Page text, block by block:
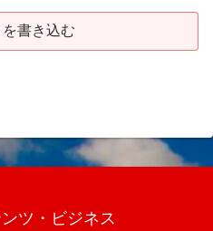
書き込む
ツ・ビジネス